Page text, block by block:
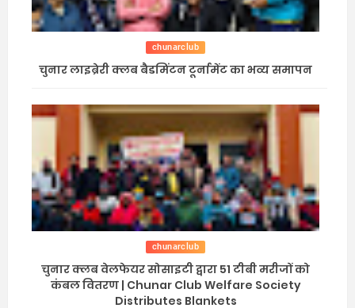
chunarclub
चुनार लाइब्रेरी क्लब बैडमिंटन टूर्नामेंट का भव्य समापन
chunarclub
चुनार क्लब वेलफेयर सोसाइटी द्वारा 51 टीबी मरीजों को
कंबल वितरण | Chunar Club Welfare Society
Distributes Blankets